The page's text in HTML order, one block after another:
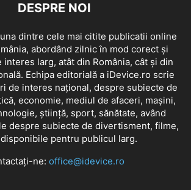
DESPRE NOI
dintre cele mai citite publicatii online
abordând zilnic în mod corect și
larg, atât din România, cât și din
Echipa editorială a iDevice.ro scrie
de interes național, despre subiecte de
economie, mediul de afaceri, mașini,
știință, sport, sănătate, având
despre subiecte de divertisment, filme,
pentru publicul larg.
ne: office@idevice.ro